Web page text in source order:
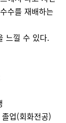
수를 재배하는
느낄 수 있다.
업(회화전공)